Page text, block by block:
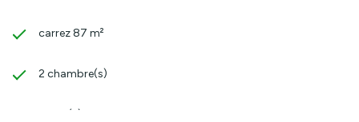
carrez 87 m²
2 chambre(s)
1 salle(s) de bain